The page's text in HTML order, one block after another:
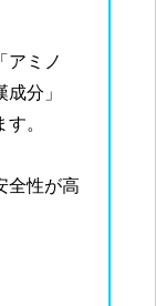
アミノ
分」
。
全性が高